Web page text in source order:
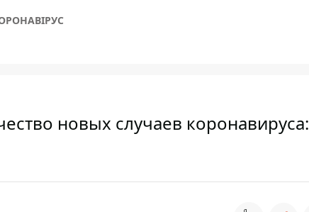
новых случаев коронавируса: